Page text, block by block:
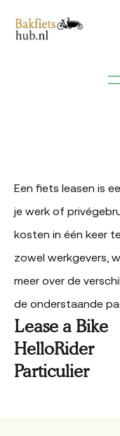
Een fiets leasen is
je werk of
kosten in één keer
zowel werkgevers,
meer over de
de onderstaande
Lease a Bike
HelloRider
Particulier